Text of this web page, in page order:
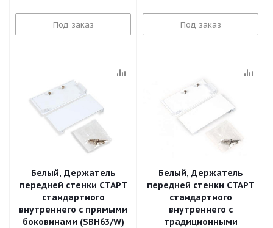
Под заказ Под заказ
Белый, Держатель
передней стенки СТАРТ
стандартного
внутреннего с прямыми
боковинами (SBH63/W)
Белый, Держатель
передней стенки СТАРТ
стандартного
внутреннего с
традиционными